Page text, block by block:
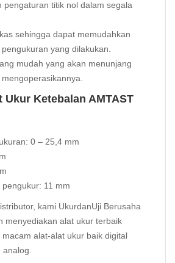
pengaturan titik nol dalam segala
sehingga dapat memudahkan
yang dilakukan.
mudah yang akan menunjang
Ketebalan AMTAST
0 – 25,4 mm
11 mm
kami UkurdanUji Berusaha
menyediakan alat ukur terbaik
alat-alat ukur baik digital